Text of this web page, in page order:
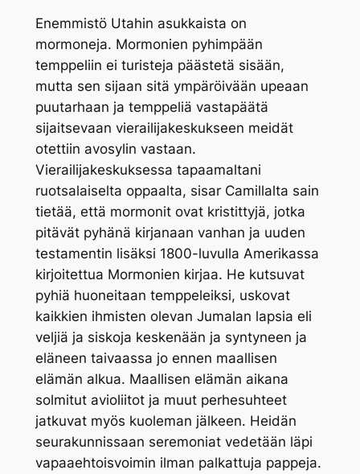
Enemmistö Utahin asukkaista on
mormoneja. Mormonien pyhimpään
temppeliin ei turisteja päästetä sisään,
mutta sen sijaan sitä ympäröivään upeaan
puutarhaan ja temppeliä vastapäätä
sijaitsevaan vierailijakeskukseen meidät
otettiin avosylin vastaan.
Vierailijakeskuksessa tapaamaltani
ruotsalaiselta oppaalta, sisar Camillalta sain
tietää, että mormonit ovat kristittyjä, jotka
pitävät pyhänä kirjanaan vanhan ja uuden
testamentin lisäksi 1800-luvulla Amerikassa
kirjoitettua Mormonien kirjaa. He kutsuvat
pyhiä huoneitaan temppeleiksi, uskovat
kaikkien ihmisten olevan Jumalan lapsia eli
veljiä ja siskoja keskenään ja syntyneen ja
eläneen taivaassa jo ennen maallisen
elämän alkua. Maallisen elämän aikana
solmitut avioliitot ja muut perhesuhteet
jatkuvat myös kuoleman jälkeen. Heidän
seurakunnissaan seremoniat vedetään läpi
vapaaehtoisvoimin ilman palkattuja pappeja.